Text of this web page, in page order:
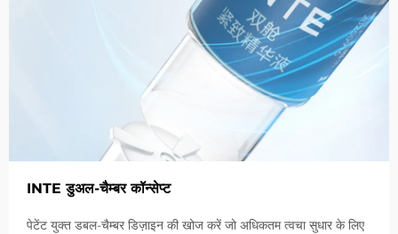
INTE डुअल-चैम्बर कॉन्सेप्ट
पेटेंट युक्त डबल-चैम्बर डिज़ाइन की खोज करें जो अधिकतम त्वचा सुधार के लिए